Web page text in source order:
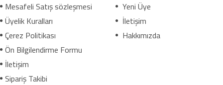
Mesafeli Satış sözleşmesi
Üyelik Kuralları
Çerez Politikası
Ön Bilgilendirme Formu
İletişim
Sipariş Takibi
Yeni Üye
İletişim
Hakkımızda